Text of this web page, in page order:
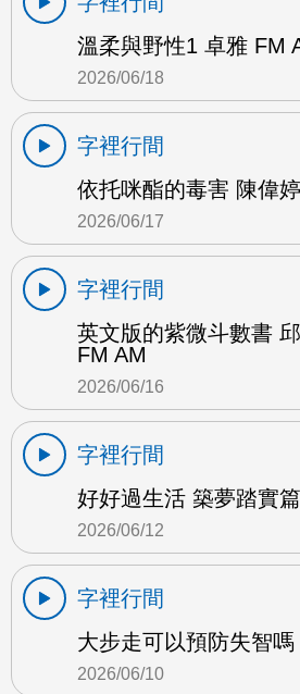
溫柔與野性1 卓雅 FM
2026/06/18
字裡行間
依托咪酯的毒害 陳偉
2026/06/17
字裡行間
英文版的紫微斗數書
FM AM
2026/06/16
字裡行間
好好過生活 築夢踏實
2026/06/12
字裡行間
大步走可以預防失智
2026/06/10